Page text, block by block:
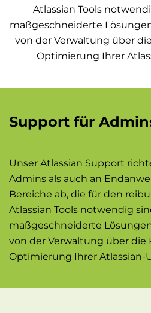
Atlassian Tools
maßgeschneiderte
von der Verwaltung über
Optimierung Ihrer
Support für
Unser Atlassian Support
Admins als auch an
Bereiche ab, die für den
Atlassian Tools notwendig
maßgeschneiderte
von der Verwaltung über die
Optimierung Ihrer Atlassian-